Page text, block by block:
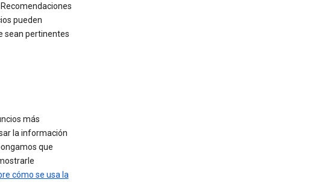
pueden
sean pertinentes
más
la información
que
cómo se usa la